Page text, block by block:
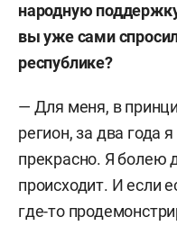
народную
вы уже сами
республике?
— Для меня, в
регион, за два года
прекрасно. Я болею
происходит. И если
где-то